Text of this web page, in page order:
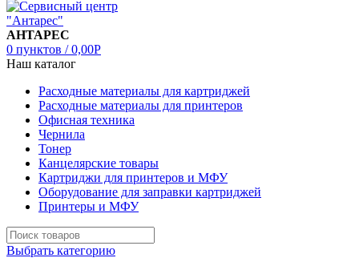
АНТАРЕС
0 пунктов / 0,00Р
Наш каталог
Расходные материалы для картриджей
Расходные материалы для принтеров
Офисная техника
Чернила
Тонер
Канцелярские товары
Картриджи для принтеров и МФУ
Оборудование для заправки картриджей
Принтеры и МФУ
Выбрать категорию